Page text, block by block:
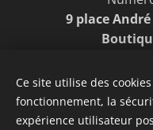
9 place
Ce site utilise des
fonctionnement, la
expérience utilisateur